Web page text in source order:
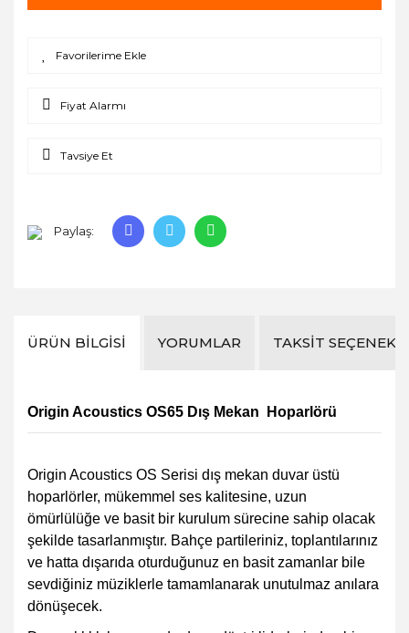
Fiyat Alarmı
Tavsiye Et
Paylaş:
ÜRÜN BILGISI YORUMLAR TAKSIT
Origin Acoustics OS65 Dış Mekan Hoparlörü
Origin Acoustics OS Serisi dış mekan duvar üstü
hoparlörler, mükemmel ses kalitesine, uzun
ömürlülüğe ve basit bir kurulum sürecine sahip olacak
şekilde tasarlanmıştır. Bahçe partileriniz, toplantılarınız
ve hatta dışarıda oturduğunuz en basit zamanlar bile
sevdiğiniz müziklerle tamamlanarak unutulmaz anılara
dönüşecek.